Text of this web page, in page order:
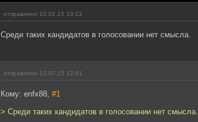
отправлено 10.02.15 10:13
Среди таких кандидатов в голосовании нет смысла.
отправлено 10.02.15 12:41
Кому: enfx88, #1
> Среди таких кандидатов в голосовании нет смысла.